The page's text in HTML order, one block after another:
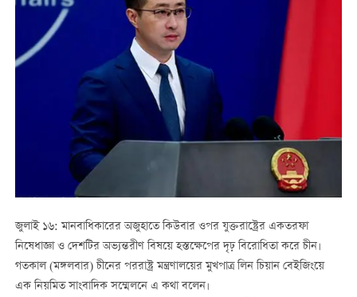
জুলাই ১৬: মানবাধিকারের অজুহাতে কিউবার ওপর যুক্তরাষ্ট্রের একতরফা
নিষেধাজ্ঞা ও দেশটির অভ্যন্তরীণ বিষয়ে হস্তক্ষেপের দৃঢ় বিরোধিতা করে চীন।
গতকাল (মঙ্গলবার) চীনের পররাষ্ট্র মন্ত্রণালয়ের মুখপাত্র লিন চিয়ান বেইজিংয়ে
এক নিয়মিত সাংবাদিক সম্মেলনে এ কথা বলেন।